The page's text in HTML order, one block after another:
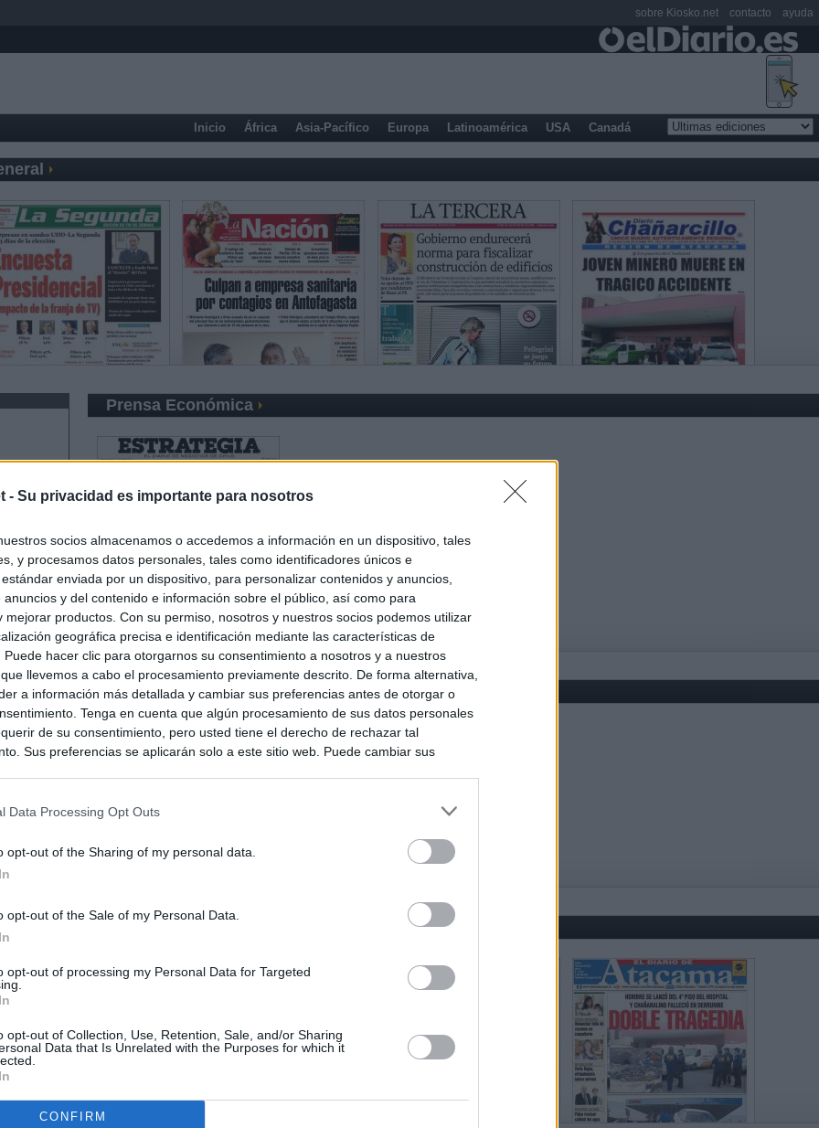
- Su privacidad es importante para nosotros
socios almacenamos o accedemos a información en un dispositivo, tales
y procesamos datos personales, tales como identificadores únicos e
enviada por un dispositivo, para personalizar contenidos y anuncios,
anuncios y del contenido e información sobre el público, así como para
mejorar productos. Con su permiso, nosotros y nuestros socios podemos utilizar
geográfica precisa e identificación mediante las características de
Puede hacer clic para otorgarnos su consentimiento a nosotros y a nuestros
llevemos a cabo el procesamiento previamente descrito. De forma alternativa,
a información más detallada y cambiar sus preferencias antes de otorgar o
Tenga en cuenta que algún procesamiento de sus datos personales
de su consentimiento, pero usted tiene el derecho de rechazar tal
Sus preferencias se aplicarán solo a este sitio web. Puede cambiar sus
Data Processing Opt Outs
opt-out of the Sharing of my personal data.
opt-out of the Sale of my Personal Data.
opt-out of processing my Personal Data for Targeted
opt-out of Collection, Use, Retention, Sale, and/or Sharing
Data that Is Unrelated with the Purposes for which it
CONFIRM
Inicio África Asia-Pacífico Europa Latinoamérica USA Canadá
Prensa Económica
sobre Kiosko.net contacto ayuda